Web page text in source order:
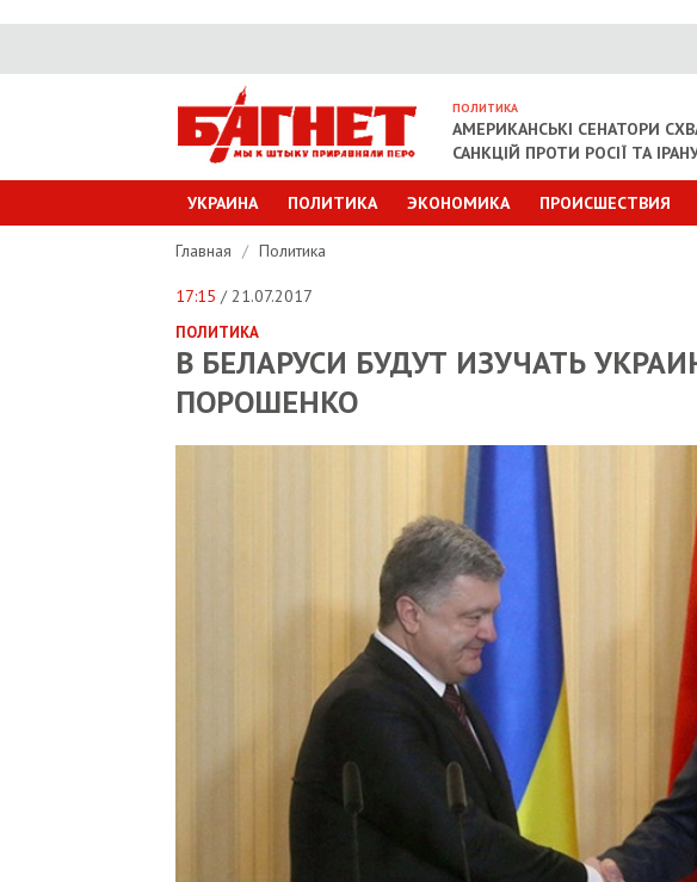
ПОЛИТИКА
АМЕРИКАНСЬКІ СЕНАТОРИ
САНКЦІЙ ПРОТИ РОСІЇ ТА
УКРАИНА ПОЛИТИКА ЭКОНОМИКА ПРОИСШЕСТВИЯ
Главная / Политика
17:15 / 21.07.2017
ПОЛИТИКА
В БЕЛАРУСИ БУДУТ ИЗУЧАТЬ
ПОРОШЕНКО